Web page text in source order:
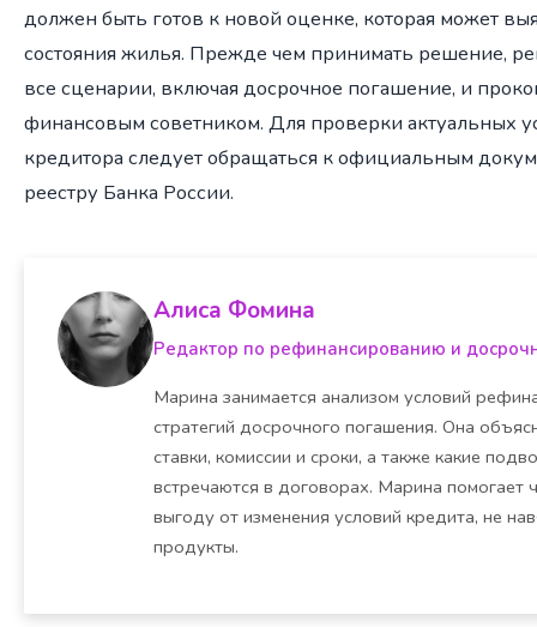
должен быть готов к новой оценке, которая может
состояния жилья. Прежде чем принимать решение,
все сценарии, включая досрочное погашение, и
финансовым советником. Для проверки актуальных
кредитора следует обращаться к официальным
реестру Банка России.
Алиса Фомина
Редактор по рефинансированию и
Марина занимается анализом условий
стратегий досрочного погашения. Она
ставки, комиссии и сроки, а также какие
встречаются в договорах. Марина помогает
выгоду от изменения условий кредита, не
продукты.